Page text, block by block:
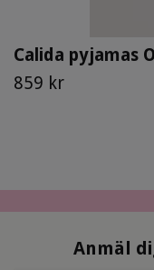
Calida pyjamas
859 kr
Anmäl